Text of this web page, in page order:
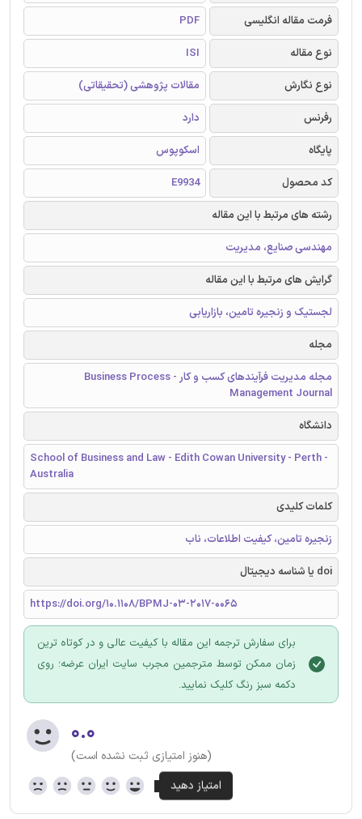
فرمت مقاله انگلیسی
PDF
نوع مقاله
ISI
نوع نگارش
مقالات پژوهشی (تحقیقاتی)
رفرنس
دارد
پایگاه
اسکوپوس
کد محصول
E9934
رشته های مرتبط با این مقاله
مهندسی صنایع، مدیریت
گرایش های مرتبط با این مقاله
لجستیک و زنجیره تامین، بازاریابی
مجله
مجله مدیریت فرآیندهای کسب و کار - Business Process
Management Journal
دانشگاه
School of Business and Law - Edith Cowan University - Perth -
Australia
کلمات کلیدی
زنجیره تامین، کیفیت اطلاعات، ناب
doi یا شناسه دیجیتال
https://doi.org/10.1108/BPMJ-03-2017-0065
برای سفارش ترجمه این مقاله با کیفیت عالی و در کوتاه ترین
زمان ممکن توسط مترجمین مجرب سایت ایران عرضه؛ روی
دکمه سبز رنگ کلیک نمایید.
۰.۰
(هنوز امتیازی ثبت نشده است)